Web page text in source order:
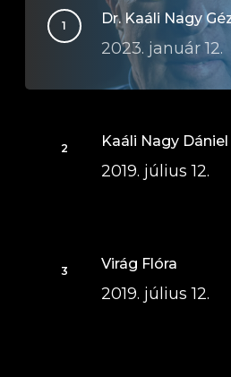
Dr. Kaáli Nagy
2023. január 12.
Kaáli Nagy Dániel
2019. július 12.
Virág Flóra
2019. július 12.